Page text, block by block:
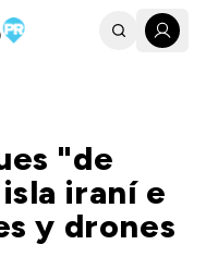
"de
iraní e
y drones